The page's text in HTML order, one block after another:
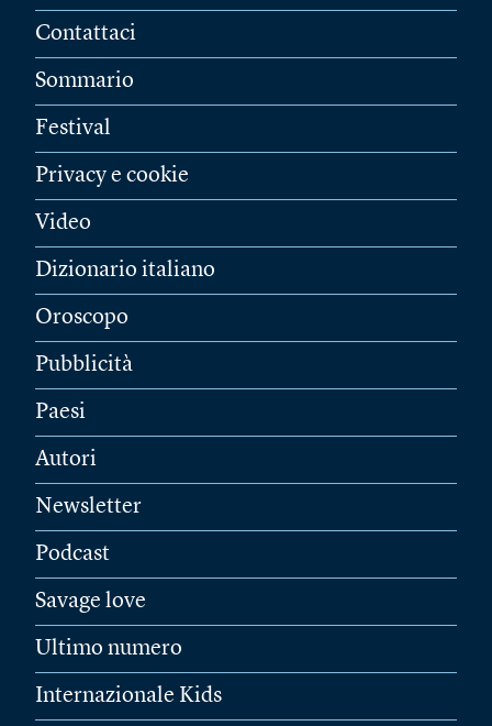
Contattaci
Sommario
Festival
Privacy e cookie
Video
Dizionario italiano
Oroscopo
Pubblicità
Paesi
Autori
Newsletter
Podcast
Savage love
Ultimo numero
Internazionale Kids